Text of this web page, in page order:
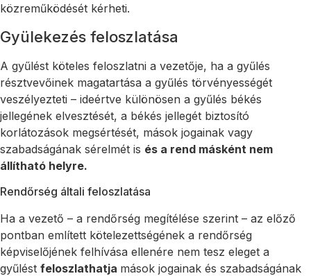
közreműködését kérheti.
Gyülekezés feloszlatása
A gyűlést köteles feloszlatni a vezetője, ha a gyűlés
résztvevőinek magatartása a gyűlés törvényességét
veszélyezteti – ideértve különösen a gyűlés békés
jellegének elvesztését, a békés jellegét biztosító
korlátozások megsértését, mások jogainak vagy
szabadságának sérelmét is és a rend másként nem
állítható helyre.
Rendőrség általi feloszlatása
Ha a vezető – a rendőrség megítélése szerint – az előző
pontban említett kötelezettségének a rendőrség
képviselőjének felhívása ellenére nem tesz eleget a
gyűlést feloszlathatja mások jogainak és szabadságának